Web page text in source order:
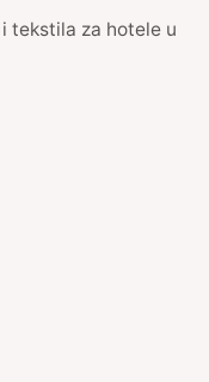
tekstila za hotele u